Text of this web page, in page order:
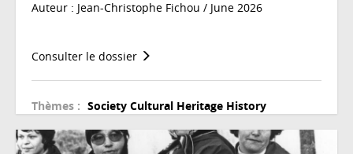
Auteur : Jean-Christophe Fichou / June 2026
Consulter le dossier
Thèmes : Society Cultural Heritage History